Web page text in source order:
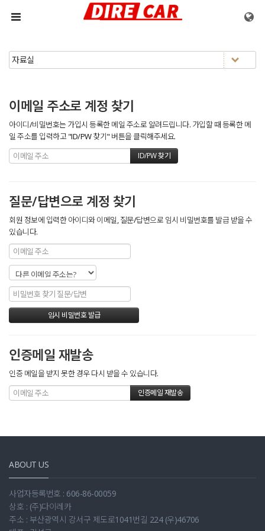
메뉴 건너뛰기
이메일 주소로 계정 찾기
아이디/비밀번호는 가입시 등록한 메일 주소로 알려드립니다. 가입할 때 등록한 메
일 주소를 입력하고 "ID/PW 찾기" 버튼을 클릭해주세요.
질문/답변으로 계정 찾기
회원 정보에 입력한 아이디와 이메일, 질문/답변으로 임시 비밀번호를 발급 받을 수
있습니다.
인증메일 재발송
인증 메일을 받지 못한 경우 다시 받을 수 있습니다.
ABOUT US
사업자등록번호 : 606-86-00059
상호 : (주)다이레카
주소 : 부산광역시 강서구 제도로1041번길 224 (우)46706